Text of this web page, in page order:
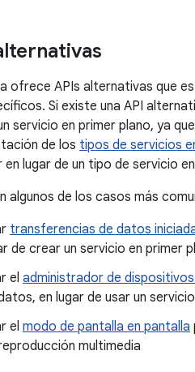
ofrece APIs alternativas que
Si existe una API
servicio en primer plano, ya
de los tipos de servicios
en lugar de un tipo de servicio
algunos de los casos más
transferencias de datos
de crear un servicio en primer
el administrador de
en lugar de usar un
el modo de pantalla en pantalla
multimedia